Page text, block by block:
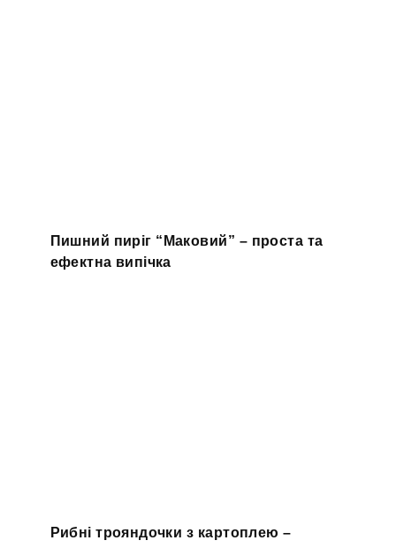
Пишний пиріг “Маковий” – проста та
ефектна випічка
Рибні трояндочки з картоплею –